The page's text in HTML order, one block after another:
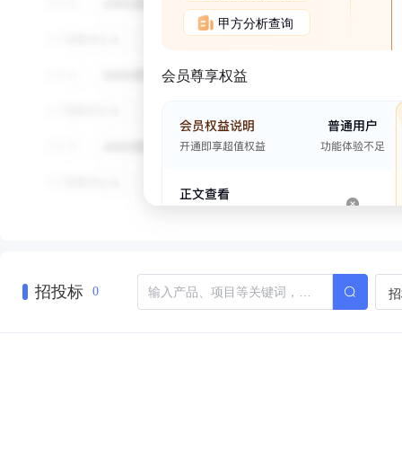
甲方分析查询
会员尊享权益
招投标 0